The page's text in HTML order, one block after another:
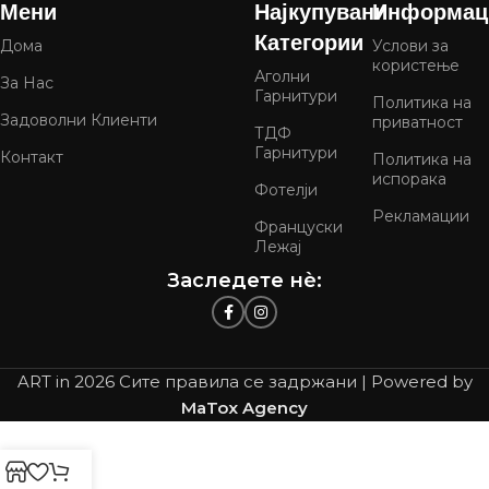
Мени
Дома
За Нас
Задоволни Клиенти
Контакт
Најкупувани
Категории
Аголни
Гарнитури
ТДФ
Гарнитури
Фотелји
Француски
Лежај
Услови за
користење
Политика на
приватност
Политика на
испорака
Рекламации
Заследете нѐ:
ART in 2026 Сите правила се задржани | Powered by
MaTox Agency